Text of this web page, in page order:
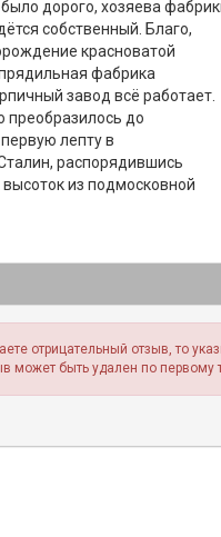
дорого, хозяева
собственный. Благо,
красноватой
фабрика
завод всё работает.
преобразилось до
лепту в
распорядившись
из подмосковной
отрицательный отзыв, то
может быть удален по первому